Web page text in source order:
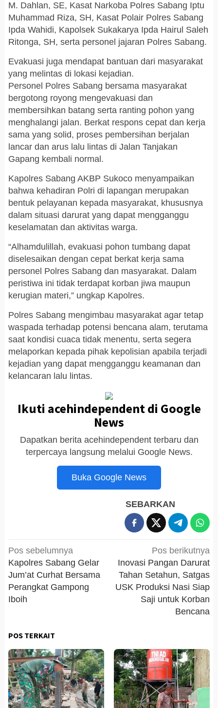
M. Dahlan, SE, Kasat Narkoba Polres Sabang Iptu
Muhammad Riza, SH, Kasat Polair Polres Sabang
Ipda Wahidi, Kapolsek Sukakarya Ipda Hairul Saleh
Ritonga, SH, serta personel jajaran Polres Sabang.
Evakuasi juga mendapat bantuan dari masyarakat
yang melintas di lokasi kejadian.
Personel Polres Sabang bersama masyarakat
bergotong royong mengevakuasi dan
membersihkan batang serta ranting pohon yang
menghalangi jalan. Berkat respons cepat dan kerja
sama yang solid, proses pembersihan berjalan
lancar dan arus lalu lintas di Jalan Tanjakan
Gapang kembali normal.
Kapolres Sabang AKBP Sukoco menyampaikan
bahwa kehadiran Polri di lapangan merupakan
bentuk pelayanan kepada masyarakat, khususnya
dalam situasi darurat yang dapat mengganggu
keselamatan dan aktivitas warga.
“Alhamdulillah, evakuasi pohon tumbang dapat
diselesaikan dengan cepat berkat kerja sama
personel Polres Sabang dan masyarakat. Dalam
peristiwa ini tidak terdapat korban jiwa maupun
kerugian materi,” ungkap Kapolres.
Polres Sabang mengimbau masyarakat agar tetap
waspada terhadap potensi bencana alam, terutama
saat kondisi cuaca tidak menentu, serta segera
melaporkan kepada pihak kepolisian apabila terjadi
kejadian yang dapat mengganggu keamanan dan
kelancaran lalu lintas.
Ikuti acehindependent di Google
News
Dapatkan berita acehindependent terbaru dan
terpercaya langsung melalui Google News.
Buka Google News
SEBARKAN
Navigasi
pos
Pos sebelumnya
Kapolres Sabang Gelar
Jum’at Curhat Bersama
Perangkat Gampong
Iboih
Pos berikutnya
Inovasi Pangan Darurat
Tahan Setahun, Satgas
USK Produksi Nasi Siap
Saji untuk Korban
Bencana
POS TERKAIT